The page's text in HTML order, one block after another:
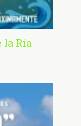
la Ría